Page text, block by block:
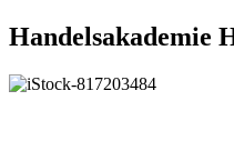
Handelsakademie